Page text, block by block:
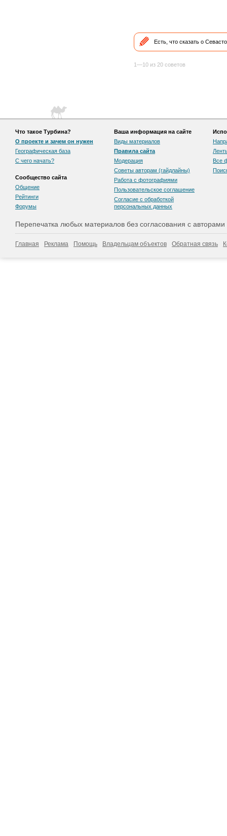
Есть, что сказать о
1—10 из 20 советов
Что такое Турбина?
О проекте и зачем он нужен
Географическая база
С чего начать?
Сообщество сайта
Общение
Рейтинги
Форумы
Ваша информация на сайте
Виды материалов
Правила сайта
Модерация
Советы авторам (гайдлайны)
Работа с фотографиями
Пользовательскоe соглашение
Согласие с обработкой
персональных данных
Все
Перепечатка любых материалов без согласования с
Главная Реклама Помощь Владельцам объектов Обратная связь